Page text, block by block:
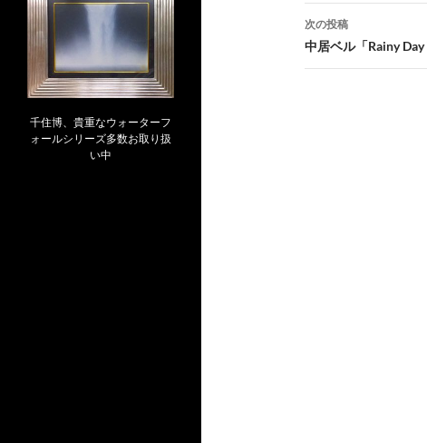
ナ
ビ
次の投稿
中居ベル「Rainy Day
千住博、貴重なウォーターフ
ォールシリーズ多数お取り扱
い中